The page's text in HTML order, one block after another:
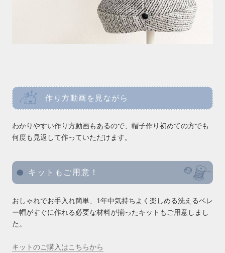
作り方動画を見ながら
わかりやすい作り方動画もあるので、帽子作り初めての方でも
何度も見返して作っていただけます。
キットもご用意！
おしゃれでお手入れ簡単、1年中気持ちよく楽しめる洗えるベレ
ー帽がすぐに作れる必要な材料が揃ったキットもご用意しまし
た。
キットのご購入はこちらから